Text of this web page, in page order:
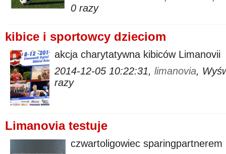
0 razy
kibice i sportowcy dzieciom
akcja charytatywna kibiców Limanovii
2014-12-05 10:22:31, limanovia,
razy
Limanovia testuje
czwartoligowiec sparingpartnerem